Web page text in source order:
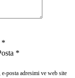
*
*
e-posta adresimi ve web site